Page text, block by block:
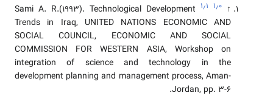
↑ ۱٫۰ ۱٫۱ Sami A. R.(1993). Technological Development
Trends in Iraq, UNITED NATIONS ECONOMIC AND
SOCIAL COUNCIL, ECONOMIC AND SOCIAL
COMMISSION FOR WESTERN ASIA, Workshop on
integration of science and technology in the
development planning and management process, Aman-
Jordan, pp. 3-6.